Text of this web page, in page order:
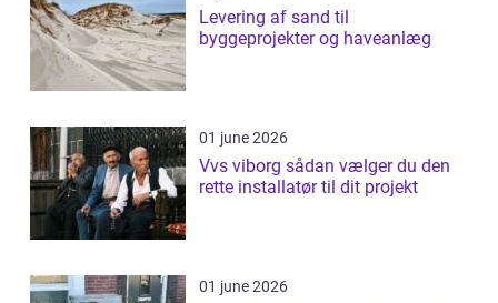
Levering af sand til
byggeprojekter og haveanlæg
01 june 2026
Vvs viborg sådan vælger du den
rette installatør til dit projekt
01 june 2026